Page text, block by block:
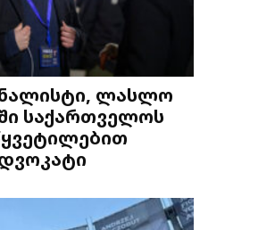
ლასლო
საქართველოს